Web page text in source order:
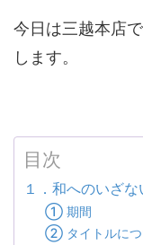
今日は三越本店
します。
目次
１．和へのいざな
① 期間
② タイトルにつ